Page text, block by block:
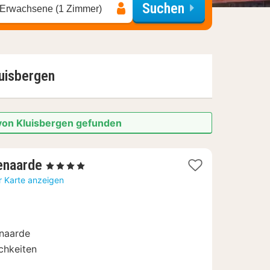
(1 Zimmer) Suchen
Kluisbergen gefunden
1
Nacht
, 4 Sterne
Karte anzeigen